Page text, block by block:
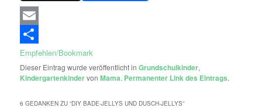
Email
Empfehlen/Bookmark
Dieser Eintrag wurde veröffentlicht inGrundschulkinder,
KindergartenkindervonMama. Permanenter Link des Eintrags.
6 GEDANKEN ZU “DIY BADE-JELLYS UND DUSCH-JELLYS”